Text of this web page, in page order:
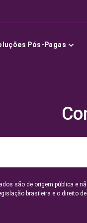
Pós-Pagas
são de origem pública e
brasileira e o direito